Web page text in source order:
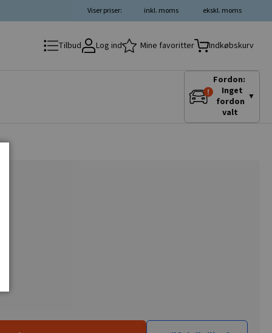
ekskl. moms
inkl. moms
Viser priser:
Tilbud Log ind Mine favoritter Indkøbskurv
Fordon:
Inget
fordon
valt
▼